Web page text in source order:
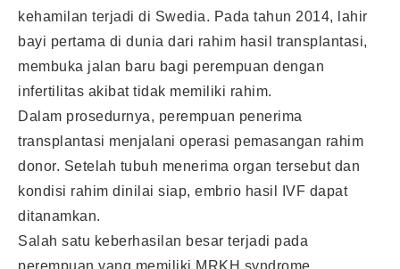
kehamilan terjadi di Swedia. Pada tahun 2014, lahir
bayi pertama di dunia dari rahim hasil transplantasi,
membuka jalan baru bagi perempuan dengan
infertilitas akibat tidak memiliki rahim.
Dalam prosedurnya, perempuan penerima
transplantasi menjalani operasi pemasangan rahim
donor. Setelah tubuh menerima organ tersebut dan
kondisi rahim dinilai siap, embrio hasil IVF dapat
ditanamkan.
Salah satu keberhasilan besar terjadi pada
perempuan yang memiliki MRKH syndrome.